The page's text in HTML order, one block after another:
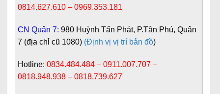
0814.627.610 – 0969.353.181
CN Quận 7: 980 Huỳnh Tấn Phát, P.Tân Phú, Quận
7 (địa chỉ cũ 1080) (Định vị vị trí bản đồ)
Hotline: 0834.484.484 – 0911.007.707 –
0818.948.938 – 0818.739.627